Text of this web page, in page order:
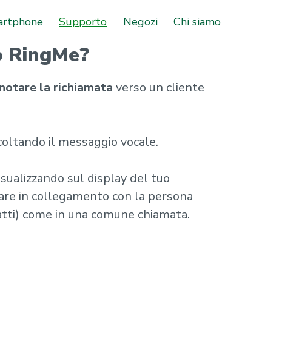
Supporto Negozi Chi siamo
RingMe?
la richiamata verso un cliente
il messaggio vocale.
sul display del tuo
in collegamento con la persona
come in una comune chiamata.